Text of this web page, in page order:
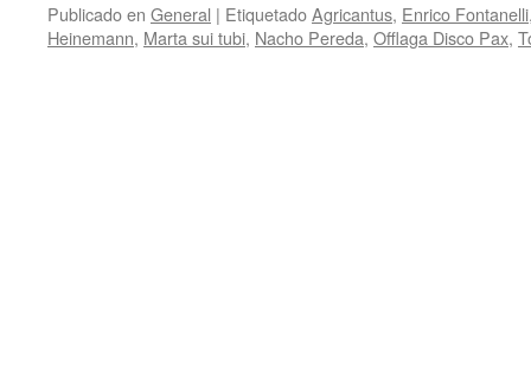
Publicado en General | EtiquetadoAgricantus, Enrico Fontanelli
Heinemann, Marta sui tubi, Nacho Pereda, Offlaga Disco Pax,